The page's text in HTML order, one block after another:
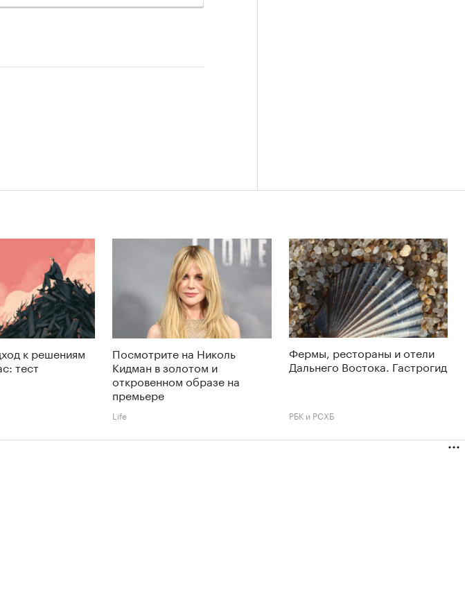
к решениям
тест
Посмотрите на Николь
Кидман в золотом и
откровенном образе на
премьере
Life
Фермы, рестораны и отели
Дальнего Востока. Гастрогид
РБК и РСХБ